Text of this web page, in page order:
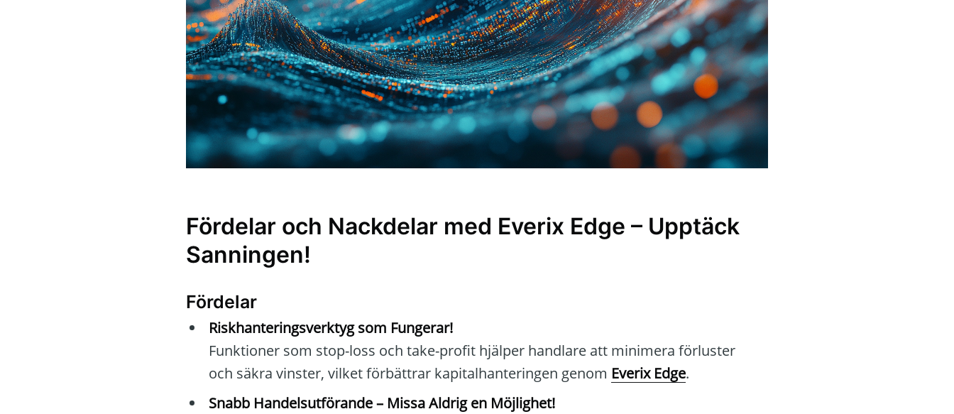
Fördelar och Nackdelar med Everix Edge – Upptäck
Sanningen!
Fördelar
Riskhanteringsverktyg som Fungerar!
Funktioner som stop-loss och take-profit hjälper handlare att minimera förluster
och säkra vinster, vilket förbättrar kapitalhanteringen genom Everix Edge.
Snabb Handelsutförande – Missa Aldrig en Möjlighet!